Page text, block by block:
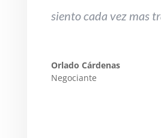
siento cada vez mas
Orlado Cárdenas
Negociante